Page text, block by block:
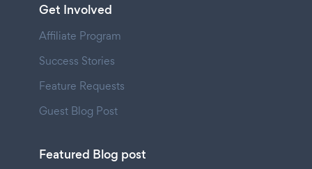
Get Involved
Affiliate Program
Success Stories
Feature Requests
Guest Blog Post
Featured Blog post